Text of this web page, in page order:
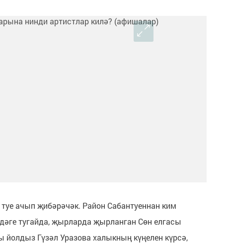
ачып җибәрәчәк. Район Сабантуеннан ким
тугайда, җырларда җырланган Сөн елгасы
йолдыз Гүзәл Уразова халыкның күңелен күрсә,